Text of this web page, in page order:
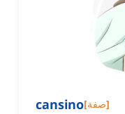
cansino[صفة]